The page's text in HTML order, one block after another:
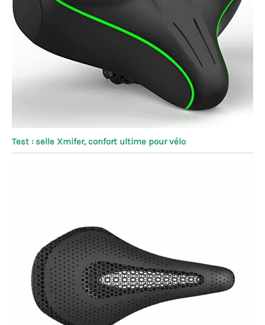
Test : selle Xmifer, confort ultime pour vélo